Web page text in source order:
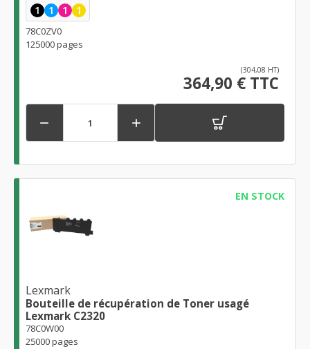
1 1 1 1
78C0ZV0
125000 pages
(304,08 HT)
364,90 € TTC
 
EN STOCK
Lexmark
Bouteille de récupération de Toner usagé
Lexmark C2320
78C0W00
25000 pages